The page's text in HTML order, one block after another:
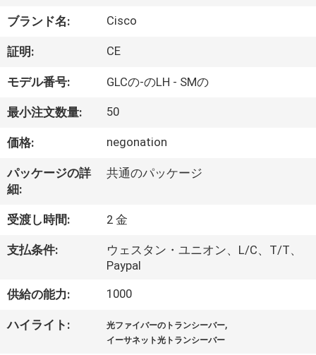
デ
オ
わ
た
し
た
つ
い
て
ブランド名: Cisco
証明: CE
モデル番号: GLCの-のLH - SMの
最小注文数量: 50
価格: negonation
パッケージの詳
細:
共通のパッケージ
受渡し時間: 2 金
支払条件:
ウェスタン・ユニオン、L/C、T/T、
Paypal
供給の能力: 1000
ハイライト: 光ファイバーのトランシーバー,
イーサネット光トランシーバー